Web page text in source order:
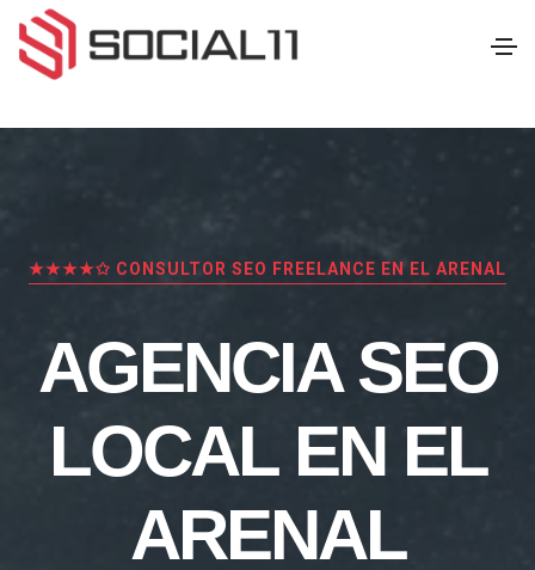
★★★★✩ CONSULTOR SEO FREELANCE EN EL ARENAL
AGENCIA SEO
LOCAL EN EL
ARENAL